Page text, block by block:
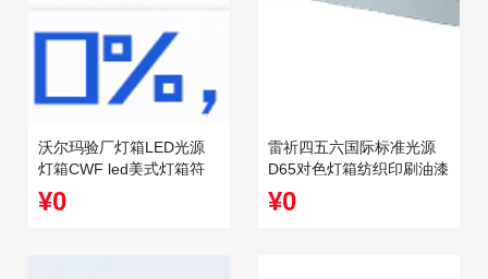
沃尔玛验厂灯箱LED光源
灯箱CWF led美式灯箱符
合标准验厂需求
¥0
雷祈四五六国际标准光源
D65对色灯箱纺织印刷油漆
五金比色看样箱
¥0